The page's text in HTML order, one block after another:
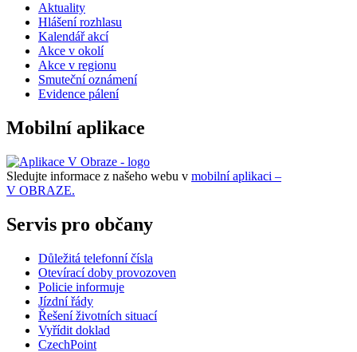
Aktuality
Hlášení rozhlasu
Kalendář akcí
Akce v okolí
Akce v regionu
Smuteční oznámení
Evidence pálení
Mobilní aplikace
Sledujte informace z našeho webu v mobilní aplikaci –
V OBRAZE.
Servis pro občany
Důležitá telefonní čísla
Otevírací doby provozoven
Policie informuje
Jízdní řády
Řešení životních situací
Vyřídit doklad
CzechPoint